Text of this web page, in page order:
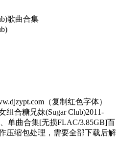
歌曲合集
（复制红色字体）
合糖兄妹(Sugar Club)2011-
单曲合集[无损FLAC/3.85GB]百
压缩包处理，需要全部下载后解